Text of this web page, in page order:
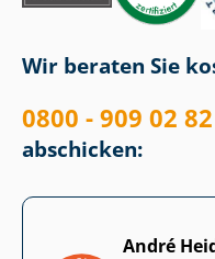
Wir beraten Sie
0800 - 909 02 82
abschicken:
André